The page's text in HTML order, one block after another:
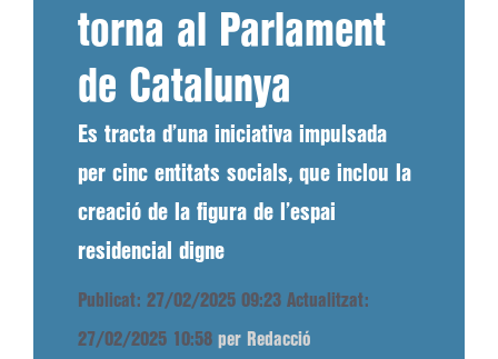
torna al Parlament
de Catalunya
Es tracta d’una iniciativa impulsada
per cinc entitats socials, que inclou la
creació de la figura de l’espai
residencial digne
Publicat: 27/02/2025 09:23 Actualitzat:
27/02/2025 10:58 per Redacció